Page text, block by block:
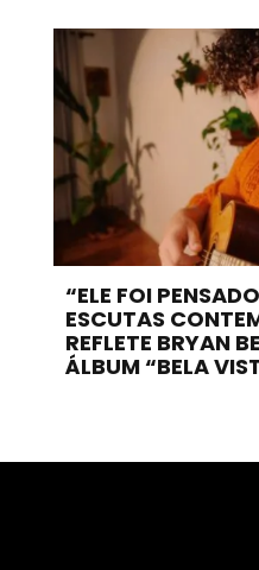
“ELE FOI
ESCUTAS
REFLETE BRYAN
ÁLBUM “BELA